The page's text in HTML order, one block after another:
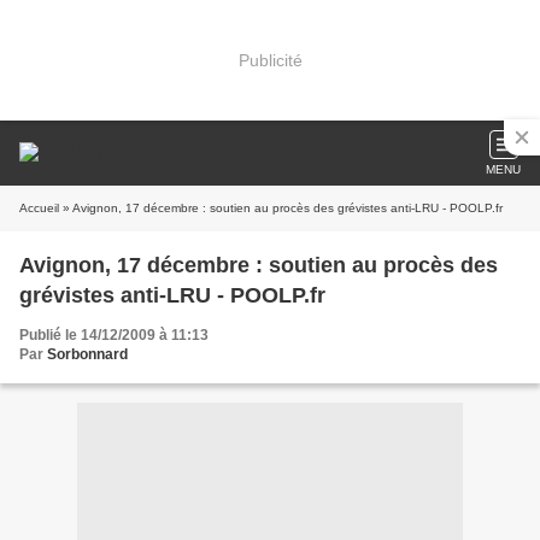
Publicité
MENU
Accueil » Avignon, 17 décembre : soutien au procès des grévistes anti-LRU - POOLP.fr
Avignon, 17 décembre : soutien au procès des
grévistes anti-LRU - POOLP.fr
Publié le 14/12/2009 à 11:13
Par Sorbonnard